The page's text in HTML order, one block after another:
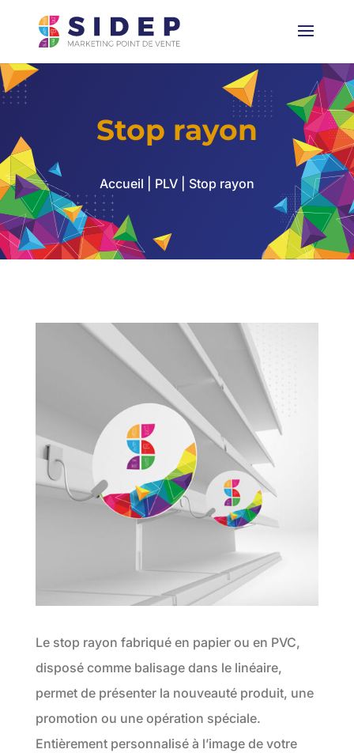
Stop rayon
Accueil PLV| Stop rayon
Le stop rayon fabriqué en papier ou en PVC,
disposé comme balisage dans le linéaire,
permet de présenter la nouveauté produit, une
promotion ou une opération spéciale.
Entièrement personnalisé à l’image de votre